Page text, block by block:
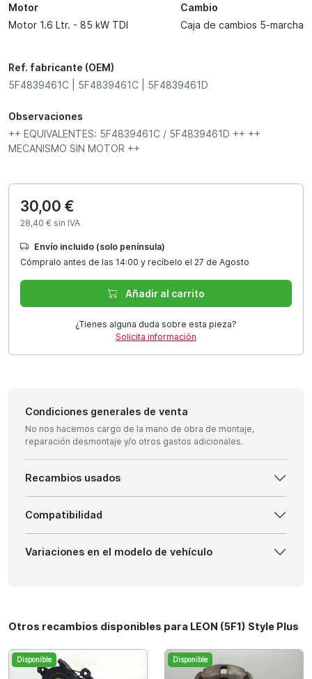
Motor
Motor 1.6 Ltr. - 85 kW TDI
Cambio
Caja de cambios 5-marcha
Ref. fabricante (OEM)
5F4839461C | 5F4839461C | 5F4839461D
Observaciones
++ EQUIVALENTES: 5F4839461C / 5F4839461D ++ ++
MECANISMO SIN MOTOR ++
30,00 €
28,40 € sin IVA
Envío incluido (solo península)
Cómpralo antes de las 14:00 y recíbelo el 27 de Agosto
Añadir al carrito
¿Tienes alguna duda sobre esta pieza?
Solicita información
Condiciones generales de venta
No nos hacemos cargo de la mano de obra de montaje,
reparación desmontaje y/o otros gastos adicionales.
Recambios usados
Compatibilidad
Variaciones en el modelo de vehículo
Otros recambios disponibles para LEON (5F1) Style Plus
Disponible Disponible